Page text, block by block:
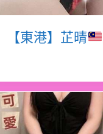
【東港】芷晴